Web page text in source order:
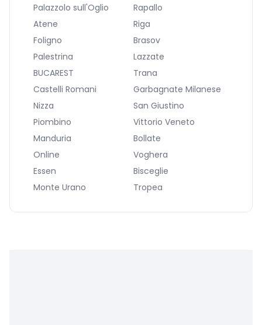
Palazzolo sull'Oglio
Rapallo
Atene
Riga
Foligno
Brasov
Palestrina
Lazzate
BUCAREST
Trana
Castelli Romani
Garbagnate Milanese
Nizza
San Giustino
Piombino
Vittorio Veneto
Manduria
Bollate
Online
Voghera
Essen
Bisceglie
Monte Urano
Tropea